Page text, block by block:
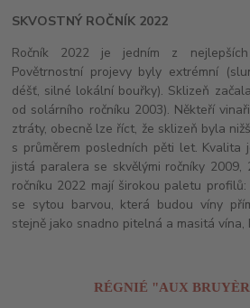
SKVOSTNÝ ROČNÍK 2022
Ročník 2022 je jedním z
Povětrnostní projevy byly extrémní
déšť, silné lokální bouřky). Sklizeň
od solárního ročníku 2003). Někteří
ztráty, obecně lze říct, že sklizeň byla
s průměrem posledních pěti let. Kvalita
jistá paralera se skvělými ročníky 2009,
ročníku 2022 mají širokou paletu
se sytou barvou, která budou víny
stejně jako snadno pitelná a masitá vína,
RÉGNIÉ "AUX